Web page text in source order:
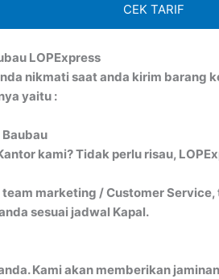
CEK TARIF
LOPExpress
nikmati saat anda kirim barang
yaitu :
Baubau
kami? Tidak perlu risau,
marketing / Customer
sesuai jadwal Kapal.
Kami akan memberikan